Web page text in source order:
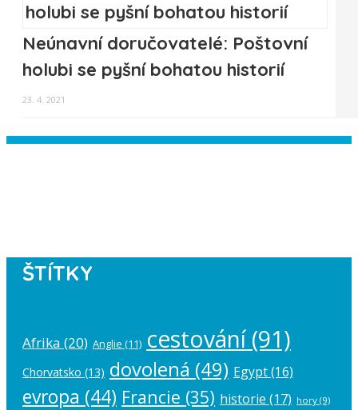
Neúnavní doručovatelé: Poštovní
holubi se pyšní bohatou historií
23. 4. 2021
ŠTÍTKY
Afrika (20) Anglie (11) cestování(91)
Chorvatsko (13) dovolená (49) Egypt(16)
evropa (44) Francie (35) historie (17) hory (9)